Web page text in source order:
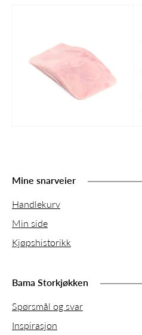
Mine snarveier
Handlekurv
Min side
Kjøpshistorikk
Bama Storkjøkken
Spørsmål og svar
Inspirasjon